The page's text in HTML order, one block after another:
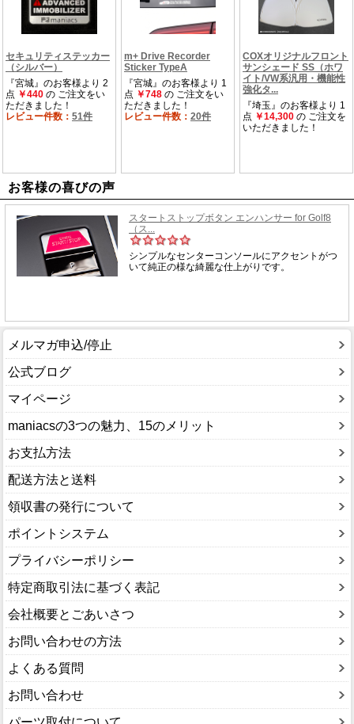
お客様の喜びの声
メルマガ申込/停止
公式ブログ
マイページ
maniacsの3つの魅力、15のメリット
お支払方法
配送方法と送料
領収書の発行について
ポイントシステム
プライバシーポリシー
特定商取引法に基づく表記
会社概要とごあいさつ
お問い合わせの方法
よくある質問
お問い合わせ